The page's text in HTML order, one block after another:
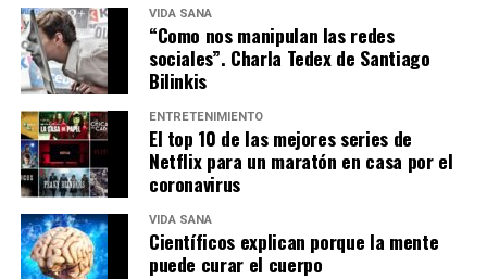
VIDA SANA
“Como nos manipulan las redes
sociales”. Charla Tedex de Santiago
Bilinkis
ENTRETENIMIENTO
El top 10 de las mejores series de
Netflix para un maratón en casa por el
coronavirus
VIDA SANA
Científicos explican porque la mente
puede curar el cuerpo